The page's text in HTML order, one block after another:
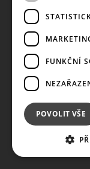
FUNKČNÍ
POVOLIT VŠE